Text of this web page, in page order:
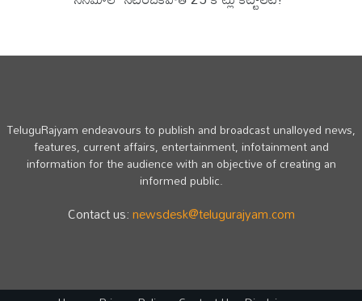
TeluguRajyam endeavours to publish and broadcast unalloyed news,
features, current affairs, entertainment, infotainment and
information for the audience with an objective of creating an
informed public.
Contact us:newsdesk@telugurajyam.com